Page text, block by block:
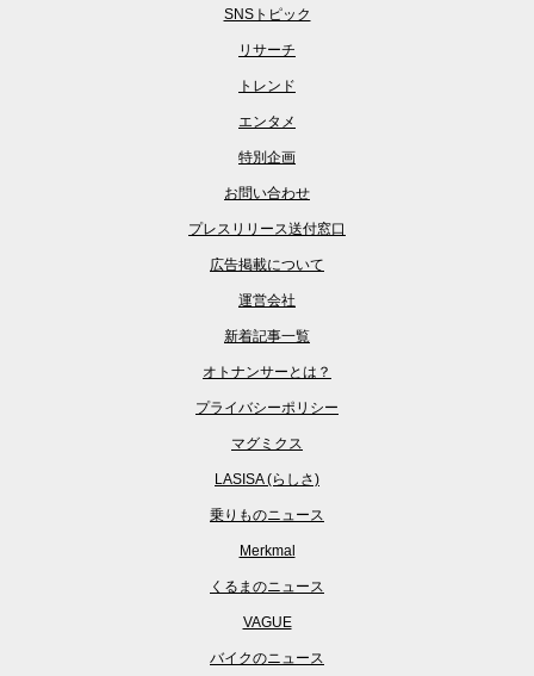
SNSトピック
リサーチ
トレンド
エンタメ
特別企画
お問い合わせ
プレスリリース送付窓口
広告掲載について
運営会社
新着記事一覧
オトナンサーとは？
プライバシーポリシー
マグミクス
LASISA (らしさ)
乗りものニュース
Merkmal
くるまのニュース
VAGUE
バイクのニュース